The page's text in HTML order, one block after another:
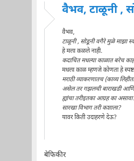
वैभव, टाळूनी ,
वैभव,
टाळूनी , सोडूनी वगैरे मुळे माझा
हे मला कळले नाही.
कदाचित मधल्या काळात बरेच
मधला काळ म्हणजे कोणता हे
मराठी व्याकरणातच (काव्य
असेल तर गझलची बाराखडी
ह्यांचा तरीइतका आग्रह का
सारखा विभाग तरी कशाला?
यावर किती उदाहरणे देऊ?
बेफिकीर